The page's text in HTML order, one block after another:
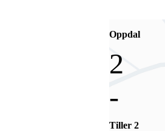
Oppdal
2
-
Tiller 2